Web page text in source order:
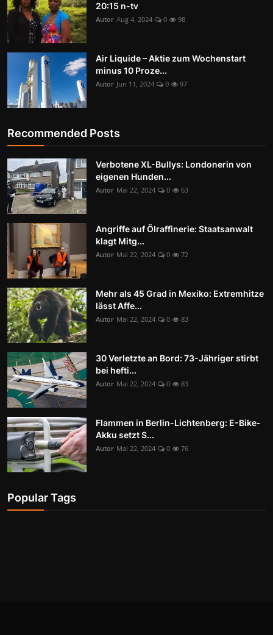
20:15 n-tv
Autor Aug 4, 2024 0 98
Air Liquide – Aktie zum Wochenstart
minus 10 Proze...
Autor Jun 11, 2024 0 97
Recommended Posts
Verbotene XL-Bullys: Londonerin von
eigenen Hunden...
Autor Mai 22, 2024 0 63
Angriffe auf Ölraffinerie: Staatsanwalt
klagt Mitg...
Autor Mai 22, 2024 0 72
Mehr als 45 Grad in Mexiko: Extremhitze
lässt Affe...
Autor Mai 22, 2024 0 83
30 Verletzte an Bord: 73-Jähriger stirbt
bei hefti...
Autor Mai 22, 2024 0 83
Flammen in Berlin-Lichtenberg: E-Bike-
Akku setzt S...
Autor Mai 22, 2024 0 76
Popular Tags